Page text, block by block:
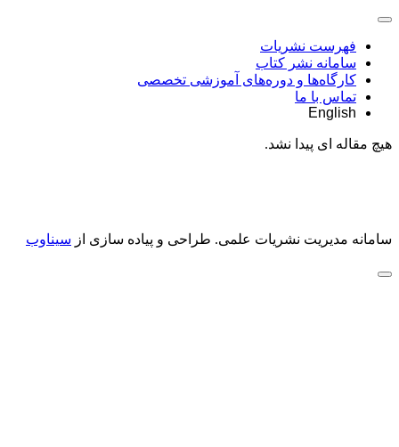
فهرست نشریات
سامانه نشر کتاب
کارگاه‌ها و دوره‌های آموزشی تخصصی
تماس با ما
English
هیچ مقاله ای پیدا نشد.
سامانه مدیریت نشریات علمی. طراحی و پیاده سازی از سیناوب